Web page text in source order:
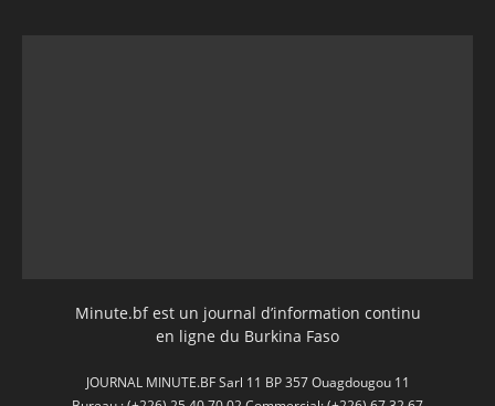
Minute.bf est un journal d’information continu
en ligne du Burkina Faso
JOURNAL MINUTE.BF Sarl 11 BP 357 Ouagdougou 11